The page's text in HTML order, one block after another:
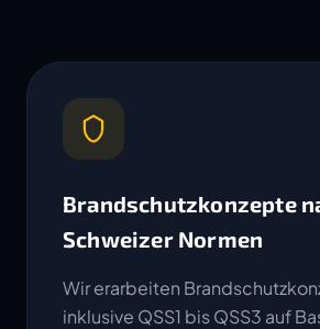
Brandschutzkonzepte
Schweizer Normen
Wir erarbeiten
inklusive QSS1 bis QSS3 auf